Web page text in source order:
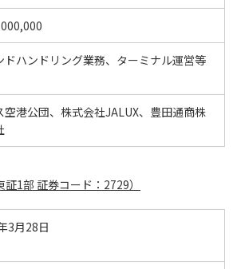
ドハンドリング業務、ターミナル運営等
空港公団、株式会社JALUX、豊田通商株
1部 証券コード：2729）
3月28日